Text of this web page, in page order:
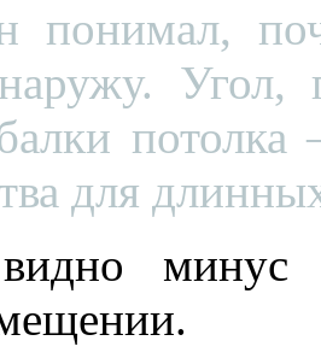
понимал,
Угол,
потолка
для
минус